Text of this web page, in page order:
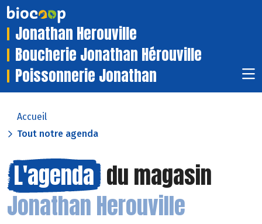
Jonathan Herouville
Boucherie Jonathan Hérouville
Poissonnerie Jonathan
Accueil
Tout notre agenda
L'agenda du magasin
Jonathan Herouville